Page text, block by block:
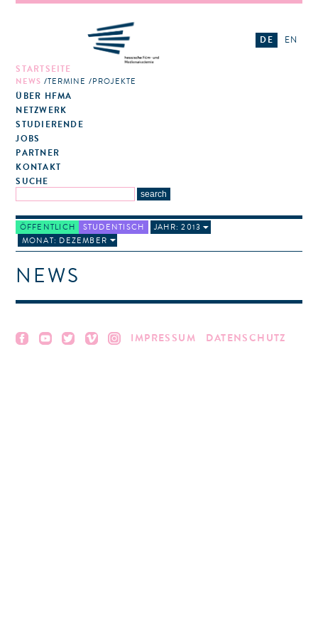
STARTSEITE
NEWS TERMINE PROJEKTE
ÜBER HFMA
NETZWERK
STUDIERENDE
JOBS
PARTNER
KONTAKT
SUCHE
DE EN
ÖFFENTLICH STUDENTISCH
JAHR: 2013
MONAT: DEZEMBER
NEWS
IMPRESSUM DATENSCHUTZ